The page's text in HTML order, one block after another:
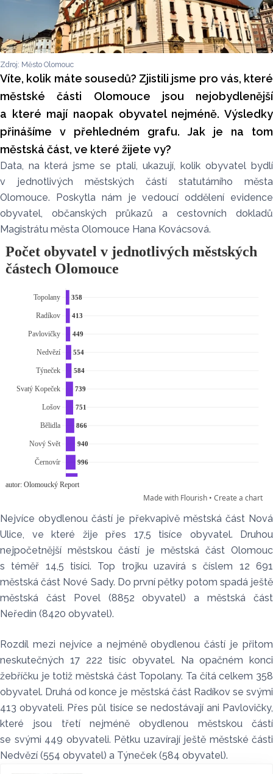
Zdroj: Město Olomouc
Víte, kolik máte sousedů? Zjistili jsme pro vás, které
městské části Olomouce jsou nejobydlenější
a které mají naopak obyvatel nejméně. Výsledky
přinášíme v přehledném grafu. Jak je na tom
městská část, ve které žijete vy?
Data, na která jsme se ptali, ukazují, kolik obyvatel bydlí
v jednotlivých městských částí statutárního města
Olomouce. Poskytla nám je vedoucí oddělení evidence
obyvatel, občanských průkazů a cestovních dokladů
Magistrátu města Olomouce Hana Kovácsová.
Nejvíce obydlenou částí je překvapivě městská část Nová
Ulice, ve které žije přes 17,5 tisíce obyvatel. Druhou
nejpočetnější městskou částí je městská část Olomouc
s téměř 14,5 tisíci. Top trojku uzavírá s číslem 12 691
městská část Nové Sady. Do první pětky potom spadá ještě
městská část Povel (8852 obyvatel) a městská část
Neředín (8420 obyvatel).
Rozdíl mezi nejvíce a nejméně obydlenou částí je přitom
neskutečných 17 222 tisíc obyvatel. Na opačném konci
žebříčku je totiž městská část Topolany. Ta čítá celkem 358
obyvatel. Druhá od konce je městská část Radíkov se svými
413 obyvateli. Přes půl tisíce se nedostávají ani Pavlovičky,
které jsou třetí nejméně obydlenou městskou částí
se svými 449 obyvateli. Pětku uzavírají ještě městské části
Nedvězí (554 obyvatel) a Týneček (584 obyvatel).